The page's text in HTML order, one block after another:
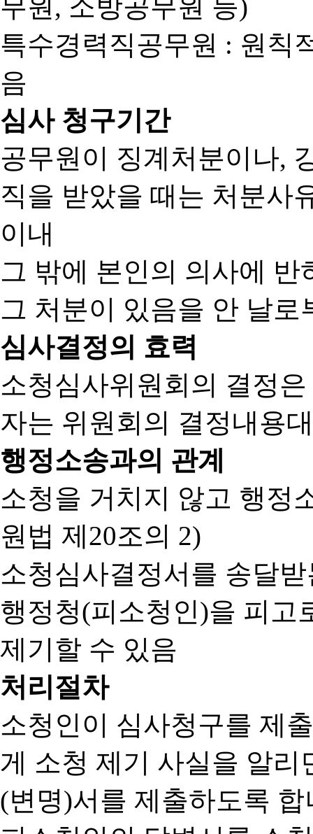
무원, 소방공무원 등)
특수경력직공무원 : 원칙
음
심사 청구기간
공무원이 징계처분이나,
직을 받았을 때는 처분사
이내
그 밖에 본인의 의사에
그 처분이 있음을 안 날로
심사결정의 효력
소청심사위원회의 결정
자는 위원회의 결정내용
행정소송과의 관계
소청을 거치지 않고 행정
원법 제20조의 2)
소청심사결정서를 송달
행정청(피소청인)을 피고
제기할 수 있음
처리절차
소청인이 심사청구를 제
게 소청 제기 사실을 알
(변명)서를 제출하도록 합